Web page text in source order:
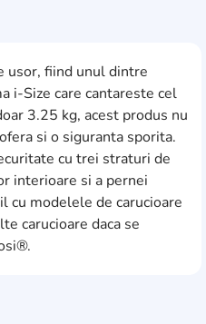
usor, fiind unul dintre
i-Size care cantareste cel
3.25 kg, acest produs nu
si o siguranta sporita.
cu trei straturi de
interioare si a pernei
cu modelele de carucioare
carucioare daca se